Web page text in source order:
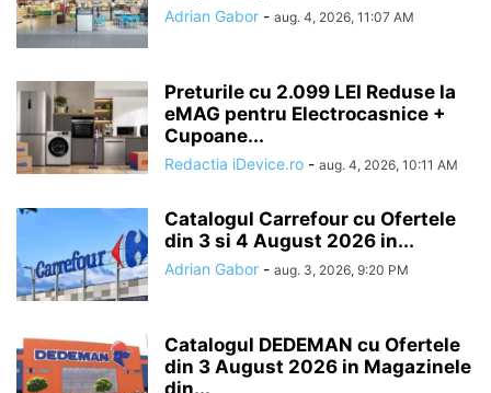
Adrian Gabor - aug. 4, 2026, 11:07 AM
Preturile cu 2.099 LEI Reduse la
eMAG pentru Electrocasnice +
Cupoane...
Redactia iDevice.ro - aug. 4, 2026, 10:11 AM
Catalogul Carrefour cu Ofertele
din 3 si 4 August 2026 in...
Adrian Gabor - aug. 3, 2026, 9:20 PM
Catalogul DEDEMAN cu Ofertele
din 3 August 2026 in Magazinele
din...